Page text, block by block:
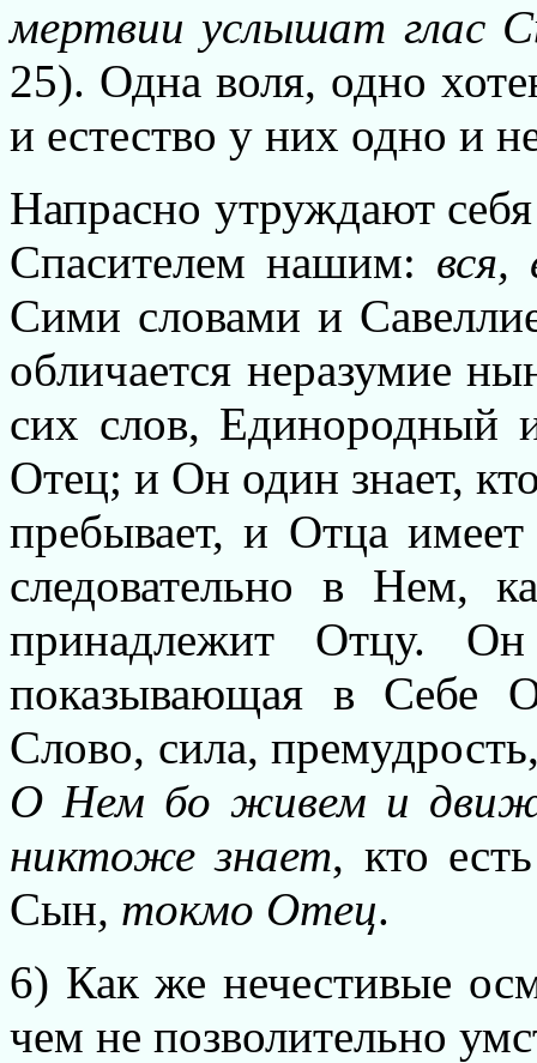
мертвии услышат глас
25). Одна воля, одно
и естество у них одно и
Напрасно утруждают
Спасителем нашим:
Сими словами и
обличается неразумие
сих слов, Единородный
Отец; и Он один знает,
пребывает, и Отца
следовательно в Нем,
принадлежит Отцу. Он
показывающая в Себе
Слово, сила,
О Нем бо живем и
никтоже знает, кто
Сын, токмо Отец.
6) Как же нечестивые
чем не позволительно